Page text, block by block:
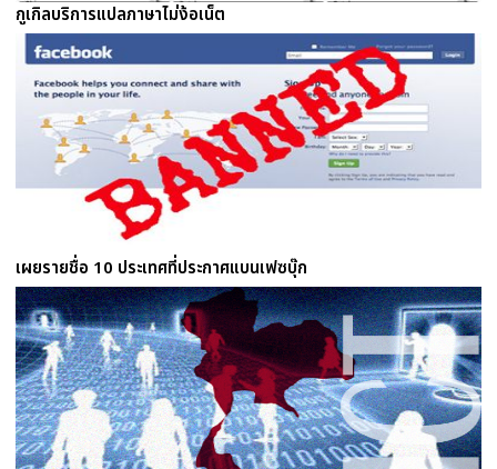
กูเกิลบริการแปลภาษาไม่ง้อเน็ต
เผยรายชื่อ 10 ประเทศที่ประกาศแบนเฟซบุ๊ก